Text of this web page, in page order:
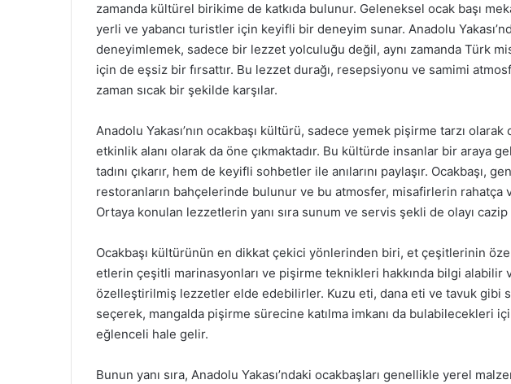
zamanda kültürel birikime de katkıda bulunur. Geleneksel ocak başı
yerli ve yabancı turistler için keyifli bir deneyim sunar. Anadolu
deneyimlemek, sadece bir lezzet yolculuğu değil, aynı zamanda Türk
için de eşsiz bir fırsattır. Bu lezzet durağı, resepsiyonu ve samimi
zaman sıcak bir şekilde karşılar.
Anadolu Yakası’nın ocakbaşı kültürü, sadece yemek pişirme tarzı
etkinlik alanı olarak da öne çıkmaktadır. Bu kültürde insanlar bir araya
tadını çıkarır, hem de keyifli sohbetler ile anılarını paylaşır. Ocakbaşı,
restoranların bahçelerinde bulunur ve bu atmosfer, misafirlerin rahatça
Ortaya konulan lezzetlerin yanı sıra sunum ve servis şekli de olayı
Ocakbaşı kültürünün en dikkat çekici yönlerinden biri, et çeşitlerinin
etlerin çeşitli marinasyonları ve pişirme teknikleri hakkında bilgi alabilir
özelleştirilmiş lezzetler elde edebilirler. Kuzu eti, dana eti ve tavuk gibi
seçerek, mangalda pişirme sürecine katılma imkanı da bulabilecekleri
eğlenceli hale gelir.
Bunun yanı sıra, Anadolu Yakası’ndaki ocakbaşları genellikle yerel